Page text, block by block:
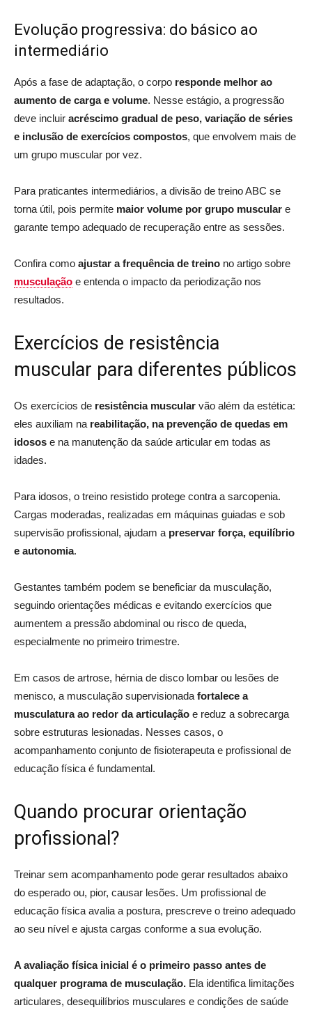
Evolução progressiva: do básico ao
intermediário
Após a fase de adaptação, o corpo responde melhor ao
aumento de carga e volume. Nesse estágio, a progressão
deve incluir acréscimo gradual de peso, variação de séries
e inclusão de exercícios compostos, que envolvem mais de
um grupo muscular por vez.
Para praticantes intermediários, a divisão de treino ABC se
torna útil, pois permite maior volume por grupo muscular e
garante tempo adequado de recuperação entre as sessões.
Confira como ajustar a frequência de treino no artigo sobre
musculação e entenda o impacto da periodização nos
resultados.
Exercícios de resistência
muscular para diferentes públicos
Os exercícios de resistência muscular vão além da estética:
eles auxiliam na reabilitação, na prevenção de quedas em
idosos e na manutenção da saúde articular em todas as
idades.
Para idosos, o treino resistido protege contra a sarcopenia.
Cargas moderadas, realizadas em máquinas guiadas e sob
supervisão profissional, ajudam a preservar força, equilíbrio
e autonomia.
Gestantes também podem se beneficiar da musculação,
seguindo orientações médicas e evitando exercícios que
aumentem a pressão abdominal ou risco de queda,
especialmente no primeiro trimestre.
Em casos de artrose, hérnia de disco lombar ou lesões de
menisco, a musculação supervisionada fortalece a
musculatura ao redor da articulação e reduz a sobrecarga
sobre estruturas lesionadas. Nesses casos, o
acompanhamento conjunto de fisioterapeuta e profissional de
educação física é fundamental.
Quando procurar orientação
profissional?
Treinar sem acompanhamento pode gerar resultados abaixo
do esperado ou, pior, causar lesões. Um profissional de
educação física avalia a postura, prescreve o treino adequado
ao seu nível e ajusta cargas conforme a sua evolução.
A avaliação física inicial é o primeiro passo antes de
qualquer programa de musculação. Ela identifica limitações
articulares, desequilíbrios musculares e condições de saúde